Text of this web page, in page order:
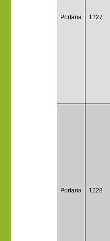
Portaria 1227
Portaria 1228